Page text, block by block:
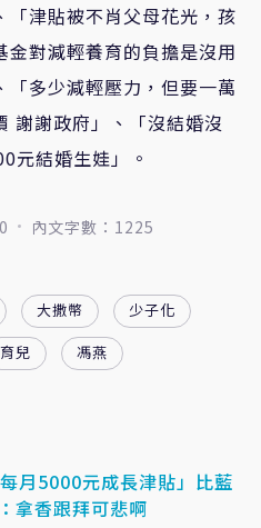
「津貼被不肖父母花光，孩
對減輕養育的負擔是沒用
多少減輕壓力，但要一萬
謝謝政府」、「沒結婚沒
元結婚生娃」。
內文字數：1225
大撒幣
少子化
育兒 馮燕
月5000元成長津貼」比藍
拿香跟拜可悲啊